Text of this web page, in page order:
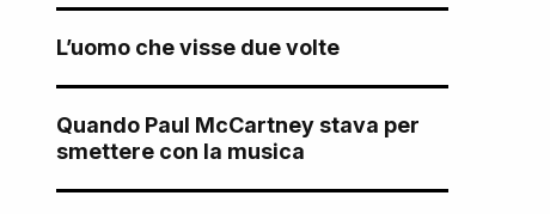
L’uomo che visse due volte
Quando Paul McCartney stava per
smettere con la musica